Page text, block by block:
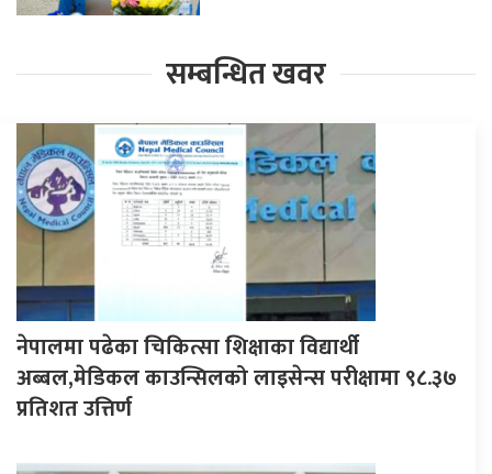
सम्बन्धित खवर
नेपालमा पढेका चिकित्सा शिक्षाका विद्यार्थी
अब्बल,मेडिकल काउन्सिलको लाइसेन्स परीक्षामा ९८.३७
प्रतिशत उत्तिर्ण